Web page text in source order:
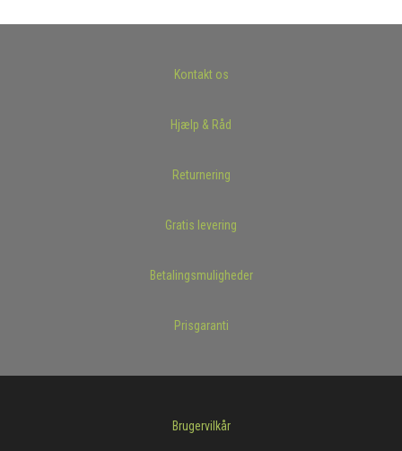
Kontakt os
Hjælp & Råd
Returnering
Gratis levering
Betalingsmuligheder
Prisgaranti
Brugervilkår